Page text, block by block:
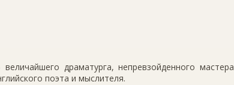
драматурга, непревзойденного мастера
поэта и мыслителя.